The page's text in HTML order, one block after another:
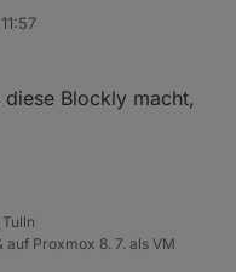
Blockly macht,
auf Proxmox 8. 7. als VM